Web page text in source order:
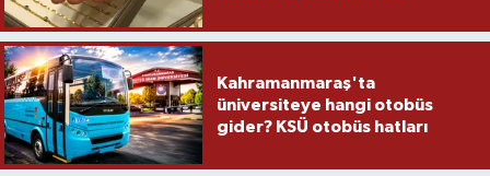
Kahramanmaraş'ta
üniversiteye hangi otobüs
gider? KSÜ otobüs hatları